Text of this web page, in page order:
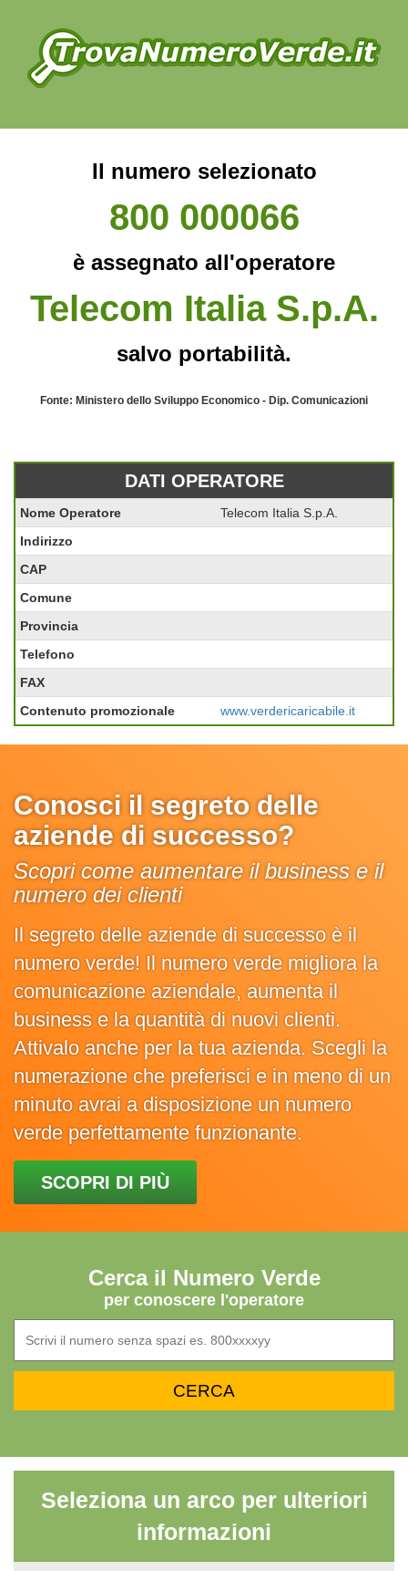
Il numero selezionato
800 000066
è assegnato all'operatore
Telecom Italia S.p.A.
salvo portabilità.
Fonte: Ministero dello Sviluppo Economico - Dip. Comunicazioni
DATI OPERATORE
Nome Operatore
Telecom Italia S.p.A.
Indirizzo
CAP
Comune
Provincia
Telefono
FAX
Contenuto promozionale
www.verdericaricabile.it
Conosci il segreto delle
aziende di successo?
Scopri come aumentare il business e il
numero dei clienti
Il segreto delle aziende di successo è il
numero verde! Il numero verde migliora la
comunicazione aziendale, aumenta il
business e la quantità di nuovi clienti.
Attivalo anche per la tua azienda. Scegli la
numerazione che preferisci e in meno di un
minuto avrai a disposizione un numero
verde perfettamente funzionante.
SCOPRI DI PIÙ
Cerca il Numero Verde
per conoscere l'operatore
Seleziona un arco per ulteriori
informazioni